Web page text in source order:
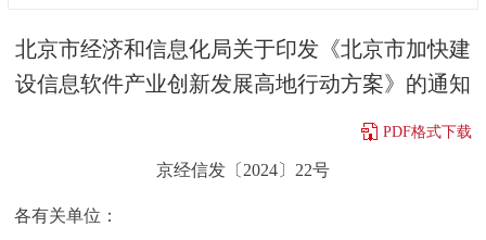
决策公开 专题公开
政务服务
便民服务
北京市经济和信息化局关于印发《北京市加快建
设信息软件产业创新发展高地行动方案》的通知
PDF格式下载
京经信发〔2024〕22号
各有关单位：